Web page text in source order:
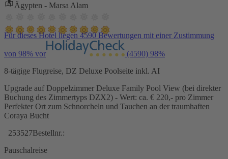
Ägypten - Marsa Alam
Für dieses Hotel liegen 4590 Bewertungen mit einer Zustimmung
von 98% vor (4590) 98%
8-tägige Flugreise, DZ Deluxe Poolseite inkl. AI
Upgrade auf Doppelzimmer Deluxe Family Pool View (bei direkter
Buchung des Zimmertyps DZX2) - Wert: ca. € 220,- pro Zimmer
Perfekter Ort zum Schnorcheln und Tauchen an der traumhaften
Coraya Bucht
253527Bestellnr.:
Pauschalreise